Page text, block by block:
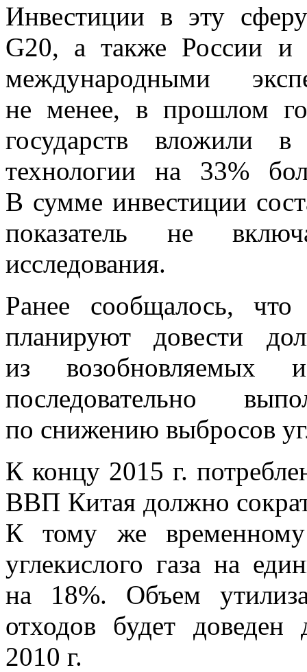
Инвестиции в эту
G20, а также России и
международными
не менее, в прошлом
государств вложили в
технологии на
33%
В сумме инвестиции
показатель не
исследования.
Ранее сообщалось,
планируют довести
из
возобновляемых
последовательно
по снижению выбросов
К концу 2015 г.
ВВП Китая должно
К
тому
же
углекислого газа на
на
18%. Объем
отходов будет доведен
2010 г.